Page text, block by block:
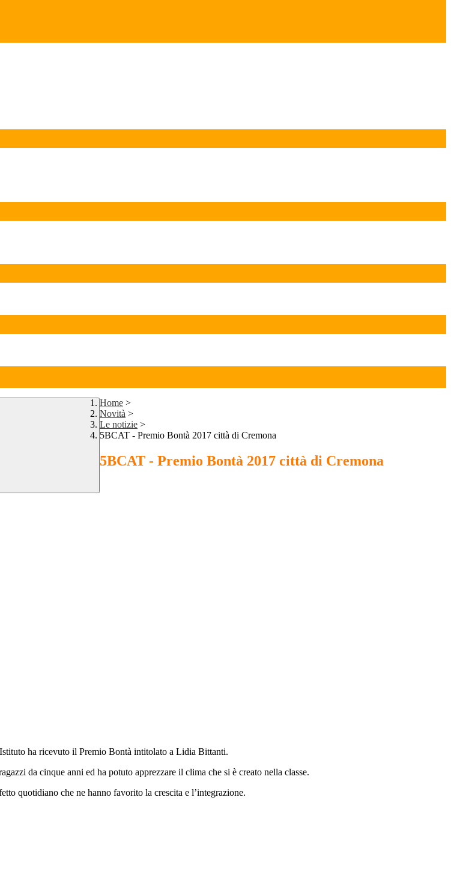
Home >
Novità >
Le notizie >
5BCAT - Premio Bontà 2017 città di Cremona
5BCAT - Premio Bontà 2017 città di Cremona
ha ricevuto il Premio Bontà intitolato a Lidia Bittanti.
da cinque anni ed ha potuto apprezzare il clima che si è creato nella classe.
quotidiano che ne hanno favorito la crescita e l’integrazione.